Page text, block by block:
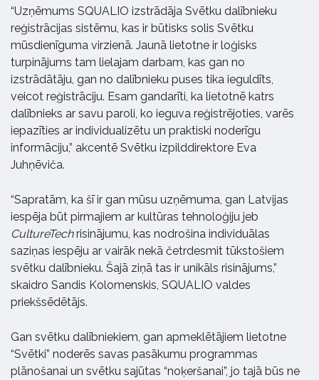
“Uzņēmums SQUALIO izstrādāja Svētku dalībnieku
reģistrācijas sistēmu, kas ir būtisks solis Svētku
mūsdienīguma virzienā. Jaunā lietotne ir loģisks
turpinājums tam lielajam darbam, kas gan no
izstrādātāju, gan no dalībnieku puses tika ieguldīts,
veicot reģistrāciju. Esam gandarīti, ka lietotnē katrs
dalībnieks ar savu paroli, ko ieguva reģistrējoties, varēs
iepazīties ar individualizētu un praktiski noderīgu
informāciju,” akcentē Svētku izpilddirektore Eva
Juhņēviča.
“Sapratām, ka šī ir gan mūsu uzņēmuma, gan Latvijas
iespēja būt pirmajiem ar kultūras tehnoloģiju jeb
CultureTechrisinājumu, kas nodrošina individuālas
saziņas iespēju ar vairāk nekā četrdesmit tūkstošiem
svētku dalībnieku. Šajā ziņā tas ir unikāls risinājums,”
skaidro Sandis Kolomenskis, SQUALIO valdes
priekšsēdētājs.
Gan svētku dalībniekiem, gan apmeklētājiem lietotne
“Svētki” noderēs savas pasākumu programmas
plānošanai un svētku sajūtas “noķeršanai”, jo tajā būs ne